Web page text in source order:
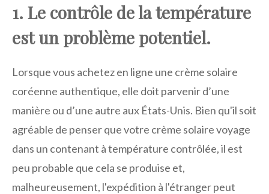
1. Le contrôle de la température
est un problème potentiel.
Lorsque vous achetez en ligne une crème solaire
coréenne authentique, elle doit parvenir d’une
manière ou d’une autre aux États-Unis. Bien qu'il soit
agréable de penser que votre crème solaire voyage
dans un contenant à température contrôlée, il est
peu probable que cela se produise et,
malheureusement, l'expédition à l'étranger peut